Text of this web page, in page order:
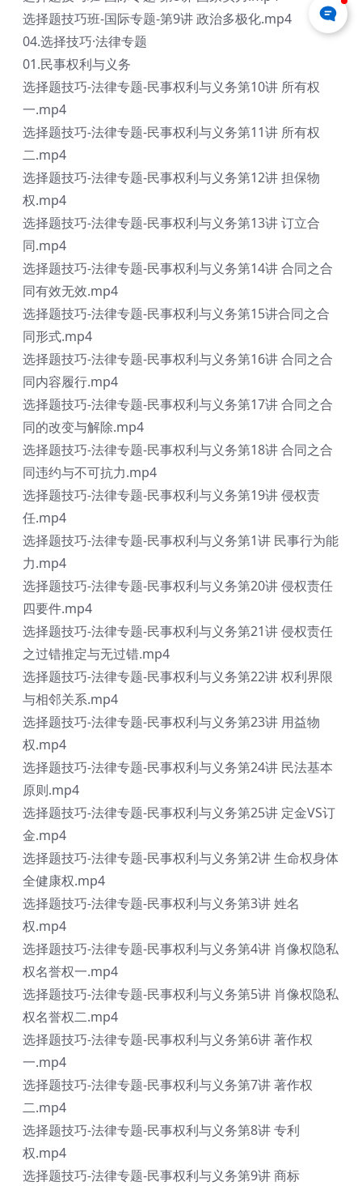
选择题技巧班-国际专题-第9讲 政治多极化.mp4
04.选择技巧·法律专题
01.民事权利与义务
选择题技巧-法律专题-民事权利与义务第10讲 所有权
一.mp4
选择题技巧-法律专题-民事权利与义务第11讲 所有权
二.mp4
选择题技巧-法律专题-民事权利与义务第12讲 担保物
权.mp4
选择题技巧-法律专题-民事权利与义务第13讲 订立合
同.mp4
选择题技巧-法律专题-民事权利与义务第14讲 合同之合
同有效无效.mp4
选择题技巧-法律专题-民事权利与义务第15讲合同之合
同形式.mp4
选择题技巧-法律专题-民事权利与义务第16讲 合同之合
同内容履行.mp4
选择题技巧-法律专题-民事权利与义务第17讲 合同之合
同的改变与解除.mp4
选择题技巧-法律专题-民事权利与义务第18讲 合同之合
同违约与不可抗力.mp4
选择题技巧-法律专题-民事权利与义务第19讲 侵权责
任.mp4
选择题技巧-法律专题-民事权利与义务第1讲 民事行为能
力.mp4
选择题技巧-法律专题-民事权利与义务第20讲 侵权责任
四要件.mp4
选择题技巧-法律专题-民事权利与义务第21讲 侵权责任
之过错推定与无过错.mp4
选择题技巧-法律专题-民事权利与义务第22讲 权利界限
与相邻关系.mp4
选择题技巧-法律专题-民事权利与义务第23讲 用益物
权.mp4
选择题技巧-法律专题-民事权利与义务第24讲 民法基本
原则.mp4
选择题技巧-法律专题-民事权利与义务第25讲 定金VS订
金.mp4
选择题技巧-法律专题-民事权利与义务第2讲 生命权身体
全健康权.mp4
选择题技巧-法律专题-民事权利与义务第3讲 姓名
权.mp4
选择题技巧-法律专题-民事权利与义务第4讲 肖像权隐私
权名誉权一.mp4
选择题技巧-法律专题-民事权利与义务第5讲 肖像权隐私
权名誉权二.mp4
选择题技巧-法律专题-民事权利与义务第6讲 著作权
一.mp4
选择题技巧-法律专题-民事权利与义务第7讲 著作权
二.mp4
选择题技巧-法律专题-民事权利与义务第8讲 专利
权.mp4
选择题技巧-法律专题-民事权利与义务第9讲 商标